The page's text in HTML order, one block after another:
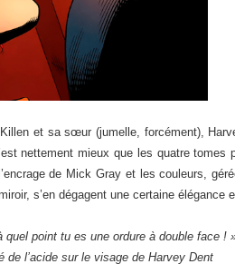
et sa sœur (jumelle, forcément),
nettement mieux que les quatre
de Mick Gray et les couleurs,
s’en dégagent une certaine élégance
quel point tu es une ordure à double face !
l’acide sur le visage de Harvey Dent